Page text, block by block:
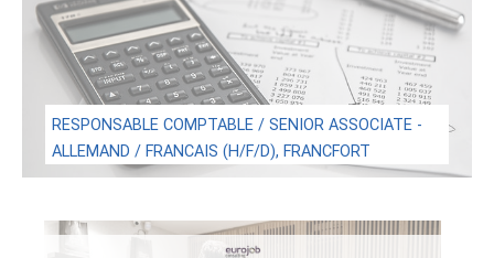
RESPONSABLE COMPTABLE / SENIOR ASSOCIATE -
ALLEMAND / FRANCAIS (H/F/D), FRANCFORT